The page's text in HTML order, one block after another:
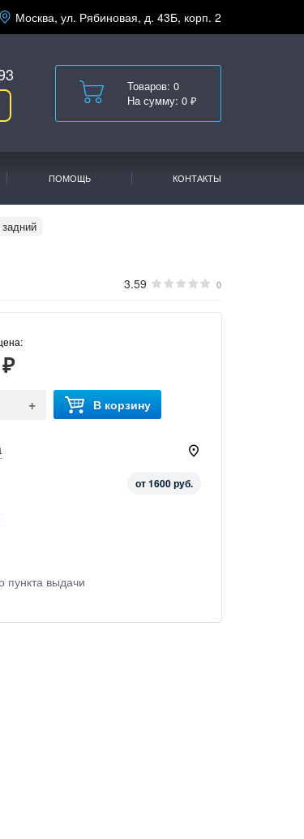
Москва, ул. Рябиновая, д. 43Б, корп. 2
Товаров: 0
На сумму: 0 ₽
ПОМОЩЬ КОНТАКТЫ
3.59 0
+ В корзину
от 1600 руб.
пункта выдачи